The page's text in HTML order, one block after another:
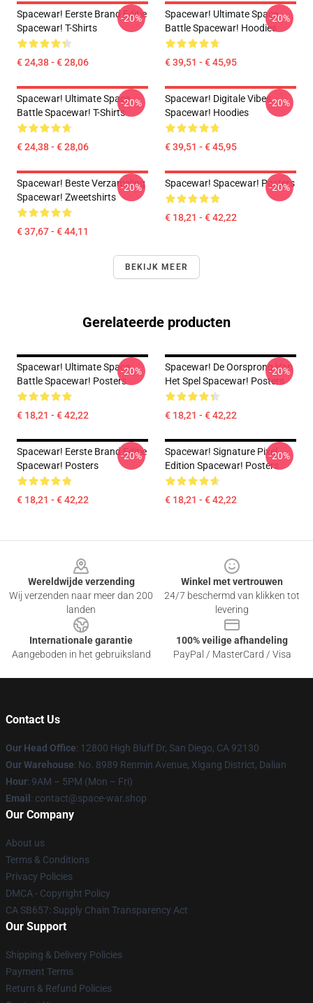
Spacewar! Eerste Brand Editie
Spacewar! T-Shirts
€ 24,38 - € 28,06
-20%
Spacewar! Ultimate Space
Battle Spacewar! Hoodies
€ 39,51 - € 45,95
-20%
Spacewar! Ultimate Space
Battle Spacewar! T-Shirts
€ 24,38 - € 28,06
-20%
Spacewar! Digitale Vibes
Spacewar! Hoodies
€ 39,51 - € 45,95
-20%
Spacewar! Beste Verzameling
Spacewar! Zweetshirts
€ 37,67 - € 44,11
-20% Spacewar! Spacewar! Posters
€ 18,21 - € 42,22
-20%
BEKIJK MEER
Gerelateerde producten
Spacewar! Ultimate Space
Battle Spacewar! Posters
€ 18,21 - € 42,22
-20%
Spacewar! De Oorsprong Van
Het Spel Spacewar! Posters
€ 18,21 - € 42,22
-20%
Spacewar! Eerste Brand Editie
Spacewar! Posters
€ 18,21 - € 42,22
-20%
Spacewar! Signature Pixel
Edition Spacewar! Posters
€ 18,21 - € 42,22
-20%
Wereldwijde verzending
Wij verzenden naar meer dan 200
landen
Winkel met vertrouwen
24/7 beschermd van klikken tot
levering
Internationale garantie
Aangeboden in het gebruiksland
100% veilige afhandeling
PayPal / MasterCard / Visa
Contact Us
Our Head Office: 12800 High Bluff Dr, San Diego, CA 92130
Our Warehouse: No. 8989 Renmin Avenue, Xigang District, Dalian
Hour: 9AM – 5PM (Mon – Fri)
Email : contact@space-war.shop
Our Company
About us
Terms & Conditions
Privacy Policies
DMCA - Copyright Policy
CA SB657: Supply Chain Transparency Act
Our Support
Shipping & Delivery Policies
Payment Terms
Return & Refund Policies